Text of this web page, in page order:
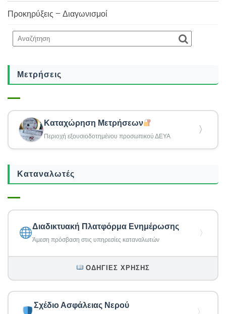
Προκηρύξεις – Διαγωνισμοί
Μετρήσεις
Καταχώρηση Μετρήσεων
Περιοχή εξουσιοδοτημένου προσωπικού ΔΕΥΑ
〉
Καταναλωτές
Διαδικτυακή Πλατφόρμα Ενημέρωσης
Άμεση πρόσβαση στις υπηρεσίες καταναλωτών
〉
ΟΔΗΓΊΕΣ ΧΡΉΣΗΣ
Σχέδιο Ασφάλειας Νερού